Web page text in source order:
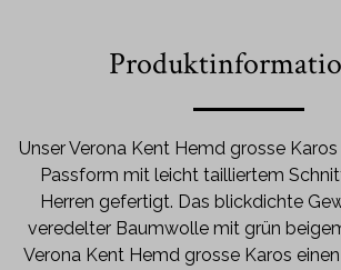
Unser Verona Kent Hemd grosse
Passform mit leicht tailliertem
Herren gefertigt. Das blickdichte
veredelter Baumwolle mit grün
Verona Kent Hemd grosse Karos